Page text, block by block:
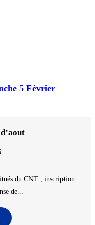
5 Février
du CNT , inscription
de...